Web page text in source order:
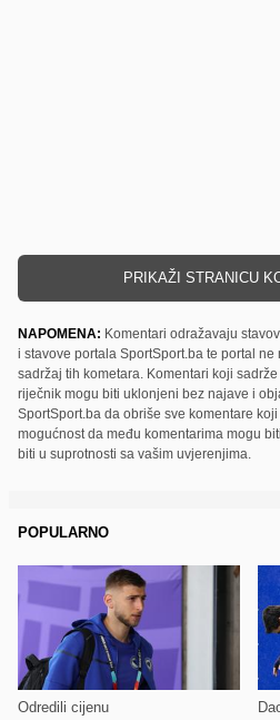
PRIKAŽI STRANICU
NAPOMENA: Komentari odražavaju
i stavove portala SportSport.ba te portal
sadržaj tih kometara. Komentari koji
riječnik mogu biti uklonjeni bez najave i
SportSport.ba da obriše sve komentare
mogućnost da među komentarima mogu
biti u suprotnosti sa vašim uvjerenjima.
POPULARNO
Odredili cijenu